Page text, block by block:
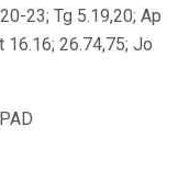
23; Tg 5.19,20; Ap
26.74,75; Jo